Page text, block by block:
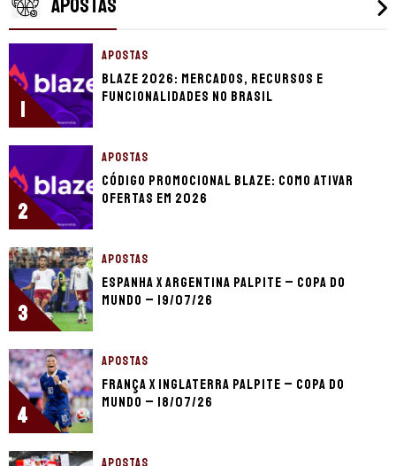
APOSTAS
1
APOSTAS
Blaze 2026: mercados, recursos e
funcionalidades no Brasil
2
APOSTAS
Código promocional Blaze: como ativar
ofertas em 2026
3
APOSTAS
Espanha x Argentina palpite – Copa do
Mundo – 19/07/26
4
APOSTAS
França x Inglaterra palpite – Copa do
Mundo – 18/07/26
APOSTAS